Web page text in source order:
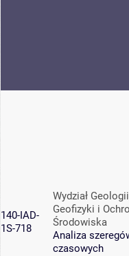
140-IAD-
1S-718
Wydział
Geofizyki i
Środowiska
Analiza
czasowych